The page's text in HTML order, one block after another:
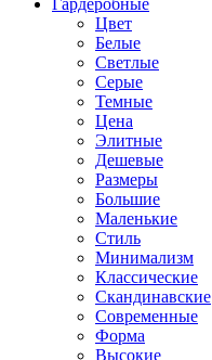
Гардеробные
Цвет
Белые
Светлые
Серые
Темные
Цена
Элитные
Дешевые
Размеры
Большие
Маленькие
Стиль
Минимализм
Классические
Скандинавские
Современные
Форма
Высокие